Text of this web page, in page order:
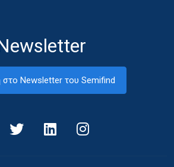
στο Newsletter του Semifind